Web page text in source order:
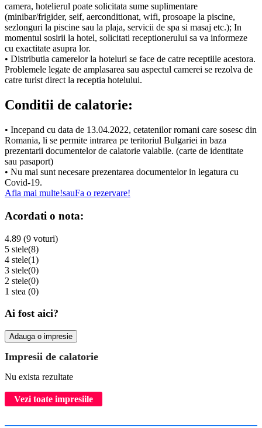
camera, hotelierul poate solicitata sume suplimentare
(minibar/frigider, seif, aerconditionat, wifi, prosoape la piscine,
sezlonguri la piscine sau la plaja, servicii de spa si masaj etc.); In
momentul sosirii la hotel, solicitati receptionerului sa va informeze
cu exactitate asupra lor.
• Distributia camerelor la hoteluri se face de catre receptiile acestora.
Problemele legate de amplasarea sau aspectul camerei se rezolva de
catre turist direct la receptia hotelului.
Conditii de calatorie:
• Incepand cu data de 13.04.2022, cetatenilor romani care sosesc din
Romania, li se permite intrarea pe teritoriul Bulgariei in baza
prezentarii documentelor de calatorie valabile. (carte de identitate
sau pasaport)
• Nu mai sunt necesare prezentarea documentelor in legatura cu
Covid-19.
Afla mai multe!sauFa o rezervare!
Acordati o nota:
4.89 (9 voturi)
5 stele(8)
4 stele(1)
3 stele(0)
2 stele(0)
1 stea (0)
Ai fost aici?
Adauga o impresie
Impresii de calatorie
Nu exista rezultate
Vezi toate impresiile